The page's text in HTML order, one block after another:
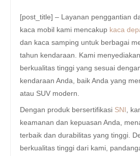
[post_title] – Layanan penggantian
kaca mobil kami mencakup kaca
dan kaca samping untuk berbagai
tahun kendaraan. Kami
berkualitas tinggi yang sesuai
kendaraan Anda, baik Anda yang
atau SUV modern.
Dengan produk bersertifikasi SNI
,
keamanan dan kepuasan Anda,
terbaik dan durabilitas yang tinggi.
berkualitas tinggi dari kami,